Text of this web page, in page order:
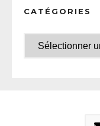
CATÉGORIES